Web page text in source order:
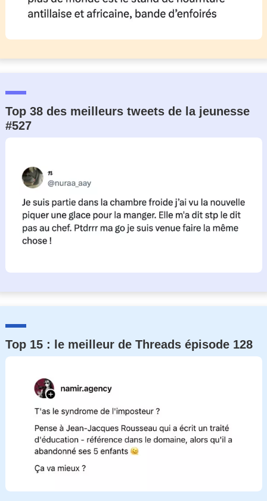
Top 38 des meilleurs tweets de la jeunesse
#527
Top 15 : le meilleur de Threads épisode 128